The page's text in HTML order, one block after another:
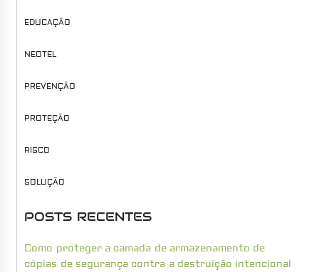
EDUCAÇÃO
NEOTEL
PREVENÇÃO
PROTEÇÃO
RISCO
SOLUÇÃO
POSTS RECENTES
Como proteger a camada de armazenamento de
cópias de segurança contra a destruição intencional